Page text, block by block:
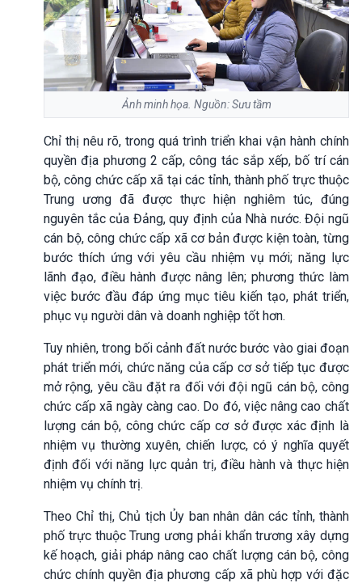
Ảnh minh họa. Nguồn: Sưu tầm
Chỉ thị nêu rõ, trong quá trình triển khai vận hành chính
quyền địa phương 2 cấp, công tác sắp xếp, bố trí cán
bộ, công chức cấp xã tại các tỉnh, thành phố trực thuộc
Trung ương đã được thực hiện nghiêm túc, đúng
nguyên tắc của Đảng, quy định của Nhà nước. Đội ngũ
cán bộ, công chức cấp xã cơ bản được kiện toàn, từng
bước thích ứng với yêu cầu nhiệm vụ mới; năng lực
lãnh đạo, điều hành được nâng lên; phương thức làm
việc bước đầu đáp ứng mục tiêu kiến tạo, phát triển,
phục vụ người dân và doanh nghiệp tốt hơn.
Tuy nhiên, trong bối cảnh đất nước bước vào giai đoạn
phát triển mới, chức năng của cấp cơ sở tiếp tục được
mở rộng, yêu cầu đặt ra đối với đội ngũ cán bộ, công
chức cấp xã ngày càng cao. Do đó, việc nâng cao chất
lượng cán bộ, công chức cấp cơ sở được xác định là
nhiệm vụ thường xuyên, chiến lược, có ý nghĩa quyết
định đối với năng lực quản trị, điều hành và thực hiện
nhiệm vụ chính trị.
Theo Chỉ thị, Chủ tịch Ủy ban nhân dân các tỉnh, thành
phố trực thuộc Trung ương phải khẩn trương xây dựng
kế hoạch, giải pháp nâng cao chất lượng cán bộ, công
chức chính quyền địa phương cấp xã phù hợp với đặc